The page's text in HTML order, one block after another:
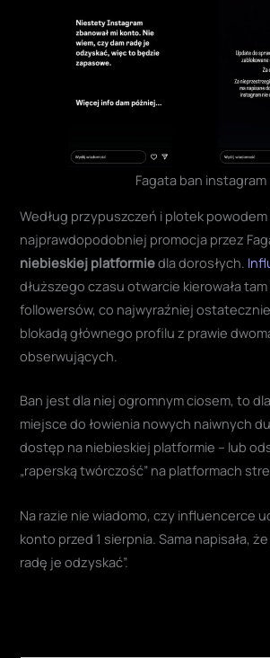
Fagata ban instagram
Według przypuszczeń i plotek
najprawdopodobniej promocja przez
niebieskiej platformiedla dorosłych.
dłuższego czasu otwarcie kierowała
followersów, co najwyraźniej
blokadą głównego profilu z prawie
obserwujących.
Ban jest dla niej ogromnym ciosem, to
miejsce do łowienia nowych naiwnych
dostęp na niebieskiej platformie – lub
„raperską twórczość” na platformach
Na razie nie wiadomo, czy influencerce
konto przed 1 sierpnia. Sama napisała,
radę je odzyskać”.